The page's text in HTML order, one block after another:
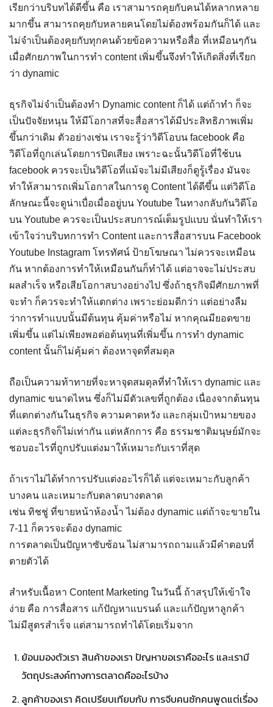
เรียกว่าบริบทได้ดีขึ้น คือ เราสามารถคุยกับคนได้หลากหลาย
มากขึ้น สามารถคุยกับหลายคนโดยไม่ต้องพร้อมกันก็ได้ และ
ไม่จำเป็นต้องคุยกับทุกคนด้วยข้อความหรือสื่อ ที่เหมือนๆกัน
เมื่อศักยภาพในการทำ content เพิ่มขึ้นจึงทำให้เกิดสิ่งที่เรียก
ว่า dynamic
ธุรกิจไม่จำเป็นต้องทำ Dynamic content ก็ได้ แต่ถ้าทำ ก็จะ
เป็นปัจจัยหนุน ให้มีโอกาสที่จะสื่อสารได้มีประสิทธิภาพเพิ่ม
ขึ้นกว่าเดิม ตัวอย่างเช่น เราจะรู้ว่าวิดีโอบน facebook คือ
วิดีโอที่ถูกเล่นโดยการปิดเสียง เพราะฉะนั้นวิดีโอที่ใช้บน
facebook ควรจะเป็นวิดีโอที่แม้จะไม่มีเสียงก็ดูรู้เรื่อง มันจะ
ทำให้สามารถเพิ่มโอกาสในการดู Content ได้ดีขึ้น แต่วิดีโอ
ลักษณะนี้จะดูน่าเบื่อเมื่ออยู่บน Youtube ในทางกลับกันวิดีโอ
บน Youtube ควรจะเป็นประสบการณ์เต็มรูปแบบ นั่นทำให้เรา
เข้าใจว่าบริบทการทำ Content และการสื่อสารบน Facebook
Youtube Instagram โทรทัศน์ ป้ายโฆษณา ไม่ควรจะเหมือน
กัน หากต้องการทำให้เหมือนกันก็ทำได้ แต่อาจจะไม่ประสบ
ผลสำเร็จ หรือเสียโอกาสบางอย่างไป ซึ่งถ้าธุรกิจมีศักยภาพที่
จะทำ ก็ควรจะทำให้แตกต่าง เพราะย่อมดีกว่า แต่อย่างลืม
ว่าการทำแบบนั้นมีต้นทุน คุ้มค่าหรือไม่ หากคุณมียอดขาย
เพิ่มขึ้น แต่ไม่เพียงพอต่อต้นทุนที่เพิ่มขึ้น การทำ dynamic
content นั้นก็ไม่คุ้มค่า ต้องหาจุดที่สมดุล
ถือเป็นความท้าทายที่จะหาจุดสมดุลที่ทำให้เรา dynamic และ
dynamic ขนาดไหน ซึ่งก็ไม่มีตัวเลขที่ถูกต้อง เนื่องจากต้นทุน
ที่แตกต่างกันในธุรกิจ ความคาดหวัง และกลุ่มเป้าหมายของ
แต่ละธุรกิจก็ไม่เท่ากัน แต่หลักการ คือ ธรรมชาติมนุษย์มักจะ
ชอบอะไรที่ถูกปรับแต่งมาให้เหมาะกับเราที่สุด
ถ้าเราไม่ได้ทำการปรับแต่งอะไรก็ได้ แต่จะเหมาะกับลูกค้า
บางคน และเหมาะกับตลาดบางตลาด
เช่น ทิชชู่ ที่ขายหน้าห้องน้ำ ไม่ต้อง dynamic แต่ถ้าจะขายใน
7-11 ก็ควรจะต้อง dynamic
การตลาดเป็นปัญหาซับซ้อน ไม่สามารถถามแล้วมีคำตอบที่
ตายตัวได้
สำหรับเนื้อหา Content Marketing ในวันนี้ ถ้าสรุปให้เข้าใจ
ง่าย คือ การสื่อสาร แก้ปัญหาแบรนด์ และแก้ปัญหาลูกค้า
ไม่มีสูตรสำเร็จ แต่สามารถทำได้โดยเริ่มจาก
ย้อนมองตัวเรา สินค้าของเรา ปัญหาขอเราคืออะไร และเรามี
วัตถุประสงค์ทางการตลาดคืออะไรบ้าง
ลูกค้าของเรา คิดเปรียบเทียบกับ การจีบคนซักคนพูดแต่เรื่อง